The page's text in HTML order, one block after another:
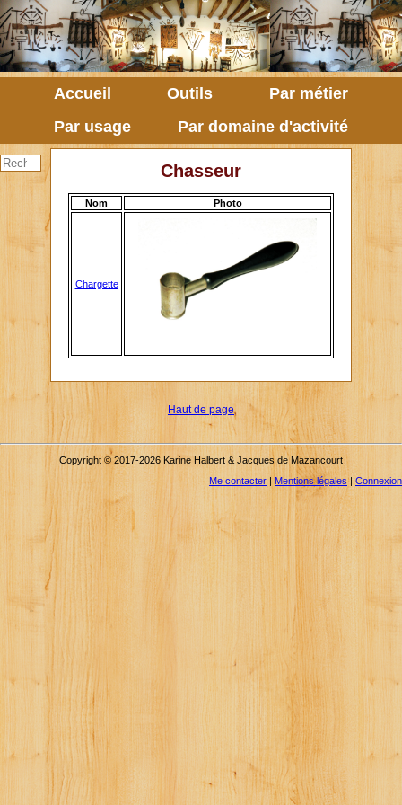
Accueil Outils
Par métier
Par usage
Par domaine d'activité
Chasseur
Nom Photo
Chargette
Haut de page
Copyright © 2017-2026 Karine Halbert & Jacques de Mazancourt
Me contacter
Mentions légales|Connexion